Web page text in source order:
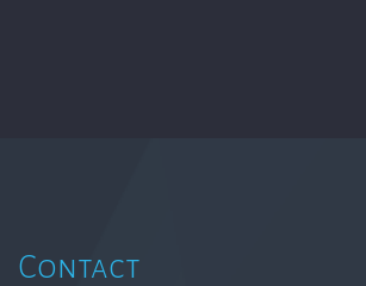
Contact